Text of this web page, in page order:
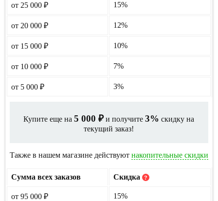
от 25 000 ₽ 15%
от 20 000 ₽ 12%
от 15 000 ₽ 10%
от 10 000 ₽ 7%
от 5 000 ₽ 3%
Купите еще на5 000₽и получите3% скидку на
текущий заказ!
Также в нашем магазине действуют накопительные скидки
Сумма всех заказов Скидка ?
от 95 000 ₽ 15%